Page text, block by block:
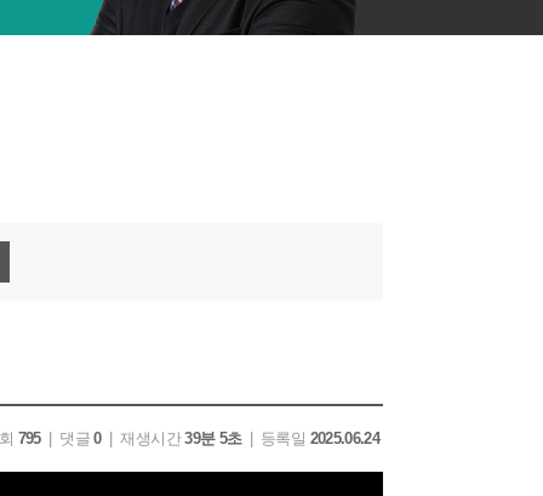
795| 댓글0| 재생시간39분 5초| 등록일 2025.06.24